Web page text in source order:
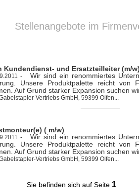
Stellenangebote im
Kundendienst- und Ersatzteilleiter (m/w)
-
Wir sind ein renommiertes
Unsere Produktpalette reicht von
Auf Grund starker Expansion suchen
Vertriebs GmbH, 59399 Olfen...
( m/w)
-
Wir sind ein renommiertes
Unsere Produktpalette reicht von
Auf Grund starker Expansion suchen
Vertriebs GmbH, 59399 Olfen...
Sie befinden sich auf Seite 1